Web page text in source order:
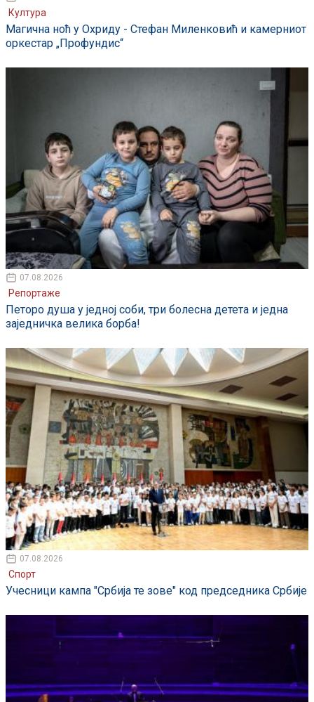
Култура
Магична ноћ у Охриду - Стефан Миленковић и камерниот
оркестар „Профундис“
07.08.2026
Репортаже
Петоро душа у једној соби, три болесна детета и једна
заједничка велика борба!
07.08.2026
Спорт
Учесници кампа "Србија те зове" код председника Србије